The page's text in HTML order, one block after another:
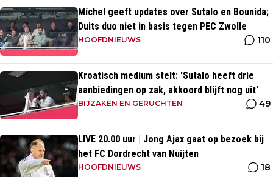
Míchel geeft updates over Sutalo en Bounida;
Duits duo niet in basis tegen PEC Zwolle
HOOFDNIEUWS 110
Kroatisch medium stelt: 'Sutalo heeft drie
aanbiedingen op zak, akkoord blijft nog uit'
BIJZAKEN EN GERUCHTEN 49
LIVE 20.00 uur | Jong Ajax gaat op bezoek bij
het FC Dordrecht van Nuijten
HOOFDNIEUWS 18